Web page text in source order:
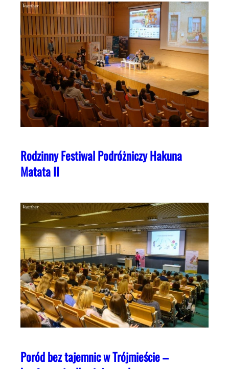
Rodzinny Festiwal Podróżniczy Hakuna
Matata II
Poród bez tajemnic w Trójmieście –